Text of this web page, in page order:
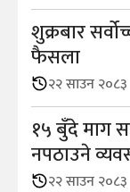
शुक्रबार
फैसला
२२ साउन २०८३
१५ बुँदे माग
नपठाउने
२२ साउन २०८३